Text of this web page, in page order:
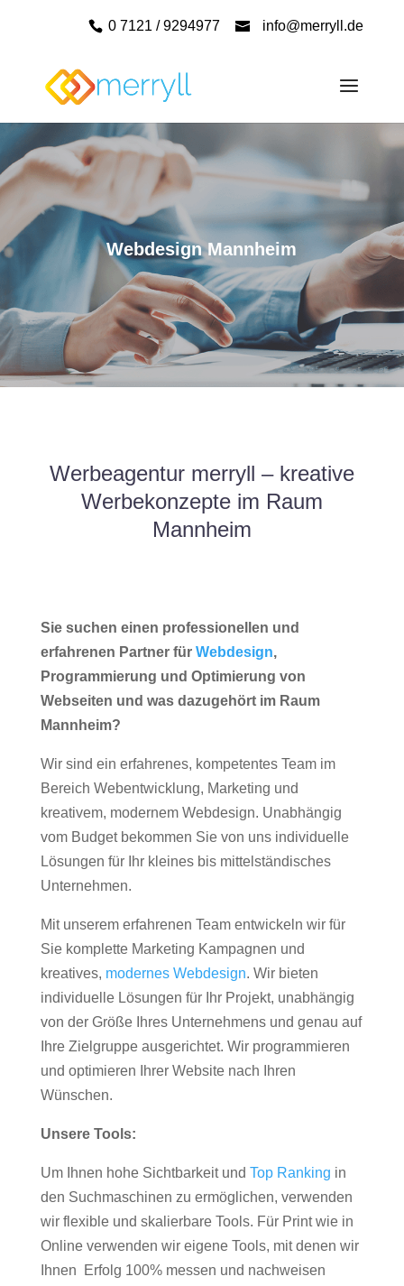
0 7121 / 9294977 info@merryll.de
Webdesign Mannheim
Werbeagentur merryll – kreative
Werbekonzepte im Raum
Mannheim
Sie suchen einen professionellen und
erfahrenen Partner für Webdesign,
Programmierung und Optimierung von
Webseiten und was dazugehört im Raum
Mannheim?
Wir sind ein erfahrenes, kompetentes Team im
Bereich Webentwicklung, Marketing und
kreativem, modernem Webdesign. Unabhängig
vom Budget bekommen Sie von uns individuelle
Lösungen für Ihr kleines bis mittelständisches
Unternehmen.
Mit unserem erfahrenen Team entwickeln wir für
Sie komplette Marketing Kampagnen und
kreatives, modernes Webdesign. Wir bieten
individuelle Lösungen für Ihr Projekt, unabhängig
von der Größe Ihres Unternehmens und genau auf
Ihre Zielgruppe ausgerichtet. Wir programmieren
und optimieren Ihrer Website nach Ihren
Wünschen.
Unsere Tools:
Um Ihnen hohe Sichtbarkeit und Top Ranking in
den Suchmaschinen zu ermöglichen, verwenden
wir flexible und skalierbare Tools. Für Print wie in
Online verwenden wir eigene Tools, mit denen wir
Ihnen Erfolg 100% messen und nachweisen